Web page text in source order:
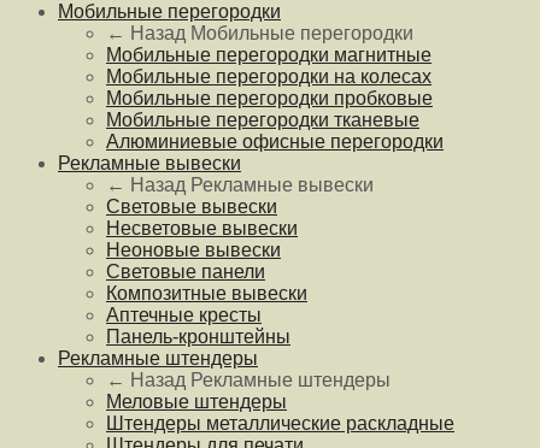
Мобильные перегородки
← Назад Мобильные перегородки
Мобильные перегородки магнитные
Мобильные перегородки на колесах
Мобильные перегородки пробковые
Мобильные перегородки тканевые
Алюминиевые офисные перегородки
Рекламные вывески
← Назад Рекламные вывески
Световые вывески
Несветовые вывески
Неоновые вывески
Световые панели
Композитные вывески
Аптечные кресты
Панель-кронштейны
Рекламные штендеры
← Назад Рекламные штендеры
Меловые штендеры
Штендеры металлические раскладные